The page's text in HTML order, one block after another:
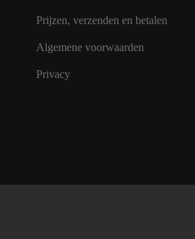
Prijzen, verzenden en betalen
Algemene voorwaarden
Privacy